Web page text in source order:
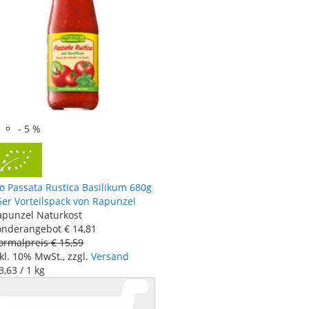
- 5 %
Passata Rustica Basilikum 680g
Vorteilspack von Rapunzel
Naturkost
€ 14,81
€ 15,59
10% MwSt., zzgl. Versand
,63 / 1 kg